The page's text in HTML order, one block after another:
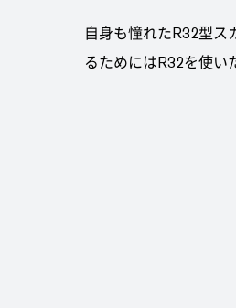
自身も憧れたR32型ス
るためにはR32を使い